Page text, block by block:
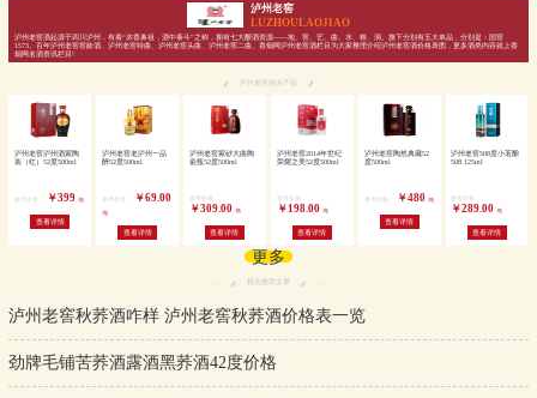
泸州老窖
LUZHOULAOJIAO
泸州老窖酒起源于四川泸州，有着“浓香鼻祖，酒中泰斗”之称，拥有七大酿酒资源——地、窖、艺、曲、水、粮、洞。旗下分别有五大单品，分别是：国窖
1573、百年泸州老窖窖龄酒、泸州老窖特曲、泸州老窖头曲、泸州老窖二曲。香烟网泸州老窖酒栏目为大家整理介绍泸州老窖酒价格表图，更多酒类内容就上香
烟网名酒资讯栏目!
泸州老窖相关产品
泸州老窖泸州酒紫陶
装（红）52度500ml
￥399 /瓶
查看详情
泸州老窖老泸州一品
醉52度500ml
￥69.00
/瓶
查看详情
泸州老窖紫砂大曲陶
瓷瓶52度500ml
￥309.00 /瓶
查看详情
泸州老窖2014年世纪
荣耀之美52度500ml
￥198.00 /瓶
查看详情
泸州老窖陶然典藏52
度500ml
￥480 /瓶
查看详情
泸州老窖508度小茗酿
508 125ml
￥289.00 /瓶
查看详情
更多
相关推荐文章
泸州老窖秋荞酒咋样 泸州老窖秋荞酒价格表一览
劲牌毛铺苦荞酒露酒黑荞酒42度价格